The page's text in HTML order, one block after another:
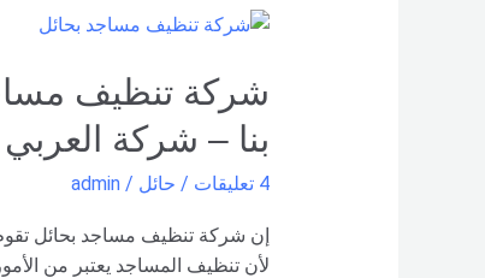
بنا – شركة العربي
4 تعليقات / حائل /
admin
إن شركة تنظيف مساجد بحائل
لأن تنظيف المساجد يعتبر من
شركة
مساجد
بحائل
–
0551154864
بنا –
شركة العربي